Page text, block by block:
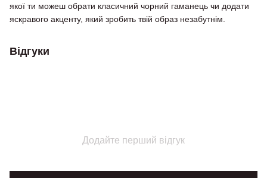
якої ти можеш обрати класичний чорний гаманець чи додати
яскравого акценту, який зробить твій образ незабутнім.
Відгуки
Додайте перший відгук